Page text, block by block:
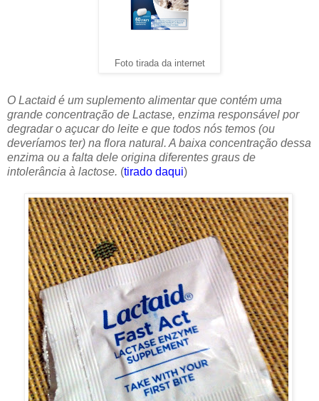
Foto tirada da internet
O Lactaid é um suplemento alimentar que contém uma
grande concentração de Lactase, enzima responsável por
degradar o açucar do leite e que todos nós temos (ou
deveríamos ter) na flora natural. A baixa concentração dessa
enzima ou a falta dele origina diferentes graus de
intolerância à lactose. (tirado daqui)